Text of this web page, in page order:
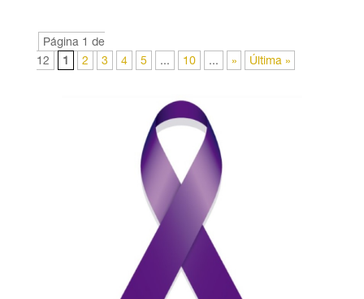
Página 1 de
12
1 2 3 4 5 ... 10 ... » Última »